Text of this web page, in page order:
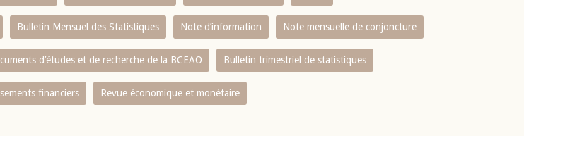
Bulletin Mensuel des Statistiques Note d’information Note mensuelle de conjoncture
d’études et de recherche de la BCEAO Bulletin trimestriel de statistiques
financiers Revue économique et monétaire